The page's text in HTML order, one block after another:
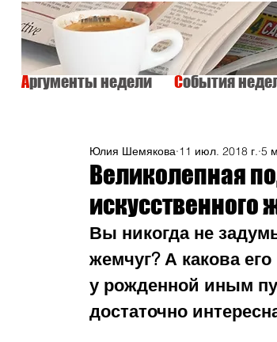
Аргументы неделиСобытия
Великолепная
искусственного
Юлия Шемякова 11 июл. 2018 г. 5
Вы никогда не
жемчуг? А какова
у рожденной иным
достаточно